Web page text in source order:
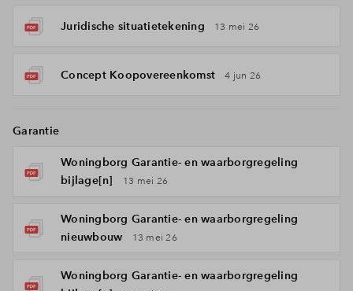
Juridische situatietekening 13 mei 26
Concept Koopovereenkomst 4 jun 26
Garantie
Woningborg Garantie- en waarborgregeling
bijlage[n]
13 mei 26
Woningborg Garantie- en waarborgregeling
nieuwbouw
13 mei 26
Woningborg Garantie- en waarborgregeling